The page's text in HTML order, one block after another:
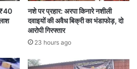
₹40
नशे पर प्रहार: अरपा किनारे नशीली
दवाइयों की अवैध बिक्री का भंडाफोड़, दो
आरोपी गिरफ्तार
23 hours ago